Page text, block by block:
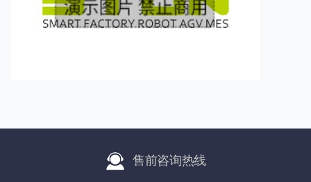
售前咨询热线